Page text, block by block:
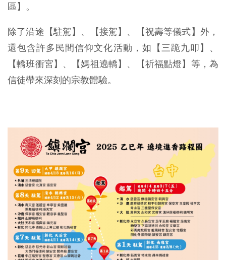
區】。
除了沿途【駐駕】、【接駕】、【祝壽等儀式】外，
還包含許多民間信仰文化活動，如【三跪九叩】、
【轎班衝宮】、【媽祖遶轎】、【祈福點燈】等，為
信徒帶來深刻的宗教體驗。